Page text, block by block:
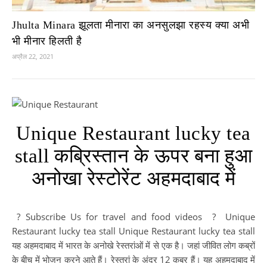
Jhulta Minara झूलता मीनारा का अनसुलझा रहस्य क्या अभी
भी मीनार हिलती है
अप्रैल 22, 2021
Unique Restaurant lucky tea
stall कब्रिस्तान के ऊपर बना हुआ
अनोखा रेस्टोरेंट अहमदाबाद में
? Subscribe Us for travel and food videos ? Unique
Restaurant lucky tea stall Unique Restaurant lucky tea stall
यह अहमदाबाद में भारत के अनोखे रेस्तरांओं में से एक है। जहां जीवित लोग कब्रों
के बीच में भोजन करने आते हैं। रेस्तरां के अंदर 12 कब्र हैं। यह अहमदाबाद में